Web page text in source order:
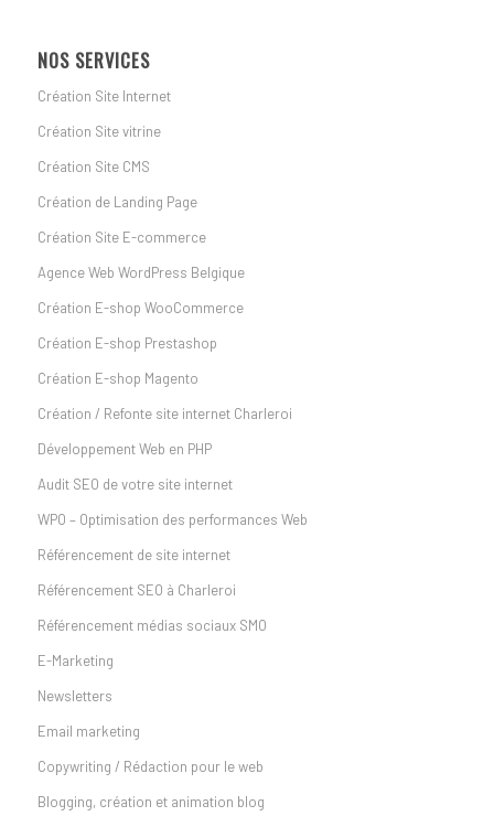
NOS SERVICES
Création Site Internet
Création Site vitrine
Création Site CMS
Création de Landing Page
Création Site E-commerce
Agence Web WordPress Belgique
Création E-shop WooCommerce
Création E-shop Prestashop
Création E-shop Magento
Création / Refonte site internet Charleroi
Développement Web en PHP
Audit SEO de votre site internet
WPO – Optimisation des performances Web
Référencement de site internet
Référencement SEO à Charleroi
Référencement médias sociaux SMO
E-Marketing
Newsletters
Email marketing
Copywriting / Rédaction pour le web
Blogging, création et animation blog